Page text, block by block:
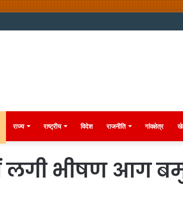
राज्य राष्ट्रीय विदेश राजनीति गांवक्षेत्र
लगी भीषण आग